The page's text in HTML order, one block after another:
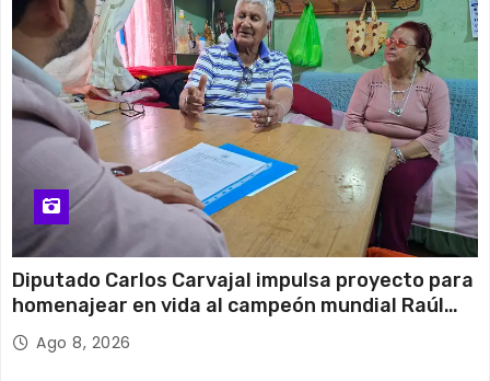
Diputado Carlos Carvajal impulsa proyecto para
homenajear en vida al campeón mundial Raúl
Choque
Ago 8, 2026